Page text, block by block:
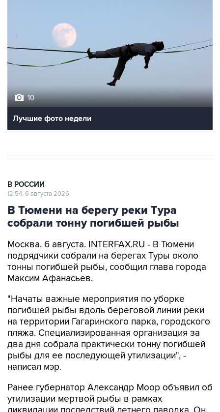
10
Лучшие фото недели
В РОССИИ
12:54, 6 августа 2026
В Тюмени на берегу реки Тура
собрали тонну погибшей рыбы
Москва. 6 августа. INTERFAX.RU - В Тюмени
подрядчики собрали на берегах Туры около
тонны погибшей рыбы, сообщил глава города
Максим Афанасьев.
"Начаты важные мероприятия по уборке
погибшей рыбы вдоль береговой линии реки
на территории Гагаринского парка, городского
пляжа. Специализированная организация за
два дня собрала практически тонну погибшей
рыбы для ее последующей утилизации", -
написал мэр.
Ранее губернатор Александр Моор объявил об
утилизации мертвой рыбы в рамках